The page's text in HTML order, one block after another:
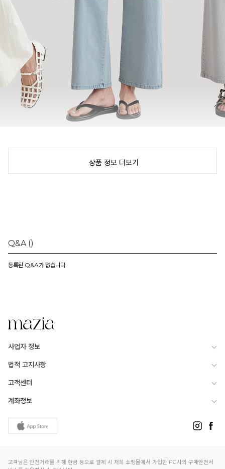
상품 정보 더보기
Q&A ()
등록된 Q&A가 없습니다.
사업자 정보
법적 고지사항
고객센터
계좌정보
고객님은 안전거래를 위해 현금 등으로 결제 시 저희 쇼핑몰에서 가입한 PG사의 구매안전서